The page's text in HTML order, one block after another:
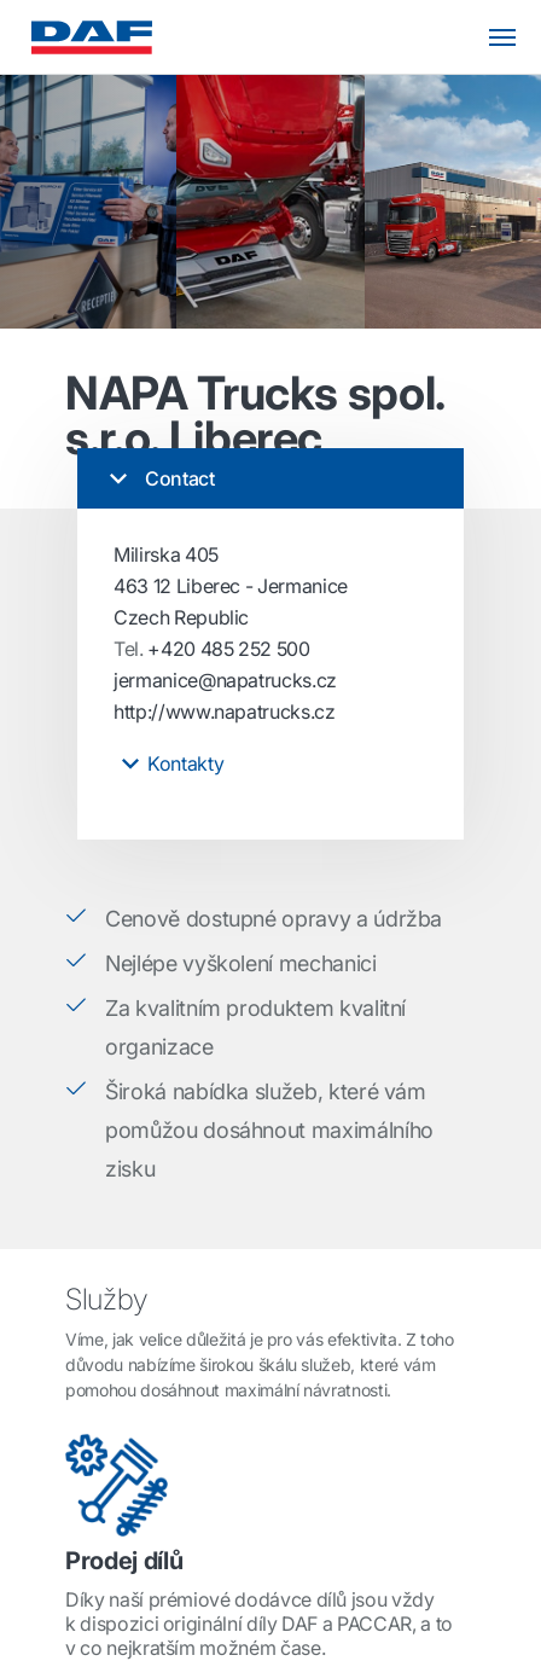
NAPA Trucks spol.
s.r.o. Liberec
Contact
Milirska 405
463 12 Liberec - Jermanice
Czech Republic
Tel. +420 485 252 500
jermanice@napatrucks.cz
http://www.napatrucks.cz
Kontakty
Cenově dostupné opravy a údržba
Nejlépe vyškolení mechanici
Za kvalitním produktem kvalitní
organizace
Široká nabídka služeb, které vám
pomůžou dosáhnout maximálního
zisku
Služby
Víme, jak velice důležitá je pro vás efektivita. Z toho
důvodu nabízíme širokou škálu služeb, které vám
pomohou dosáhnout maximální návratnosti.
Prodej dílů
Díky naší prémiové dodávce dílů jsou vždy
k dispozici originální díly DAF a PACCAR, a to
v co nejkratším možném čase.